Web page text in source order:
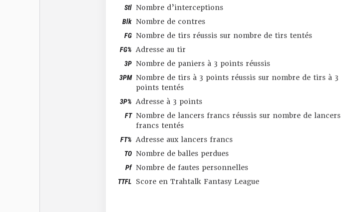
Stl Nombre d’interceptions
Blk Nombre de contres
FG Nombre de tirs réussis sur nombre de tirs tentés
FG% Adresse au tir
3P Nombre de paniers à 3 points réussis
3PM Nombre de tirs à 3 points réussis sur nombre de tirs à 3
points tentés
3P% Adresse à 3 points
FT Nombre de lancers francs réussis sur nombre de lancers
francs tentés
FT% Adresse aux lancers francs
TO Nombre de balles perdues
Pf Nombre de fautes personnelles
TTFL Score en Trahtalk Fantasy League